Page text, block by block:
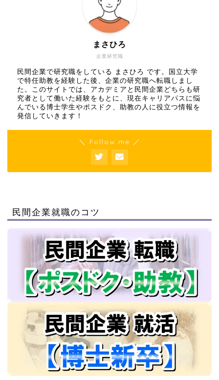
企業研究職
まさひろ
民間企業で研究職をしている まさひろ です。国立大学
で特任助教を経験した後、企業の研究職へ転職しまし
た。このサイトでは、アカデミアと民間企業どちらも研
究者として働いた経験をもとに、現在キャリアパスに悩
んでいる博士学生やポスドク、助教の人に役立つ情報を
発信していきます！
＼ Follow me ／
民間企業就職のコツ